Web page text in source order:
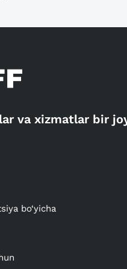
va xizmatlar bir
bo‘yicha